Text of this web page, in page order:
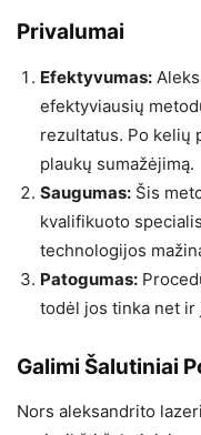
Privalumai
Efektyvumas:
efektyviausių
rezultatus. Po kelių
plaukų sumažėjimą.
Saugumas: Šis
kvalifikuoto
technologijos
Patogumas:
todėl jos tinka net ir
Galimi Šalutiniai
Nors aleksandrito